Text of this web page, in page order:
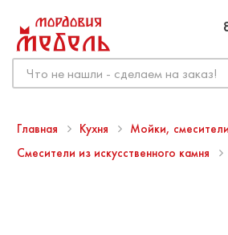
Главная Кухня
Мойки,
Смесители из искусственного камня